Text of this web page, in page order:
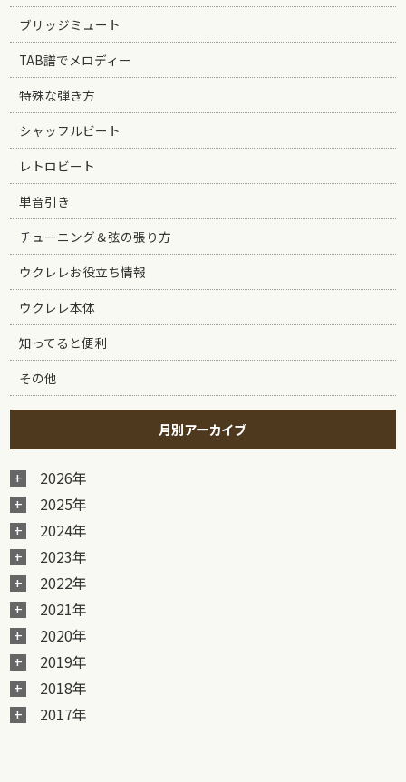
ブリッジミュート
TAB譜でメロディー
特殊な弾き方
シャッフルビート
レトロビート
単音引き
チューニング＆弦の張り方
ウクレレお役立ち情報
ウクレレ本体
知ってると便利
その他
月別アーカイブ
2026年
2025年
2024年
2023年
2022年
2021年
2020年
2019年
2018年
2017年